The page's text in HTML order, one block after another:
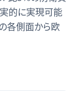
実的に実現可能
各側面から欧